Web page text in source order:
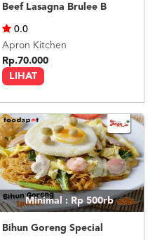
Beef Lasagna Brulee B
LIHAT
0.0
Apron Kitchen
Rp.70.000
Minimal : Rp 500rb
Bihun Goreng Special